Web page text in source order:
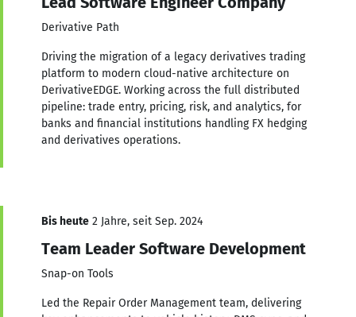
Derivative Path
Driving the migration of a legacy derivatives trading
platform to modern cloud-native architecture on
DerivativeEDGE. Working across the full distributed
pipeline: trade entry, pricing, risk, and analytics, for
banks and financial institutions handling FX hedging
and derivatives operations.
Bis heute 2 Jahre, seit Sep. 2024
Team Leader Software Development
Snap-on Tools
Led the Repair Order Management team, delivering